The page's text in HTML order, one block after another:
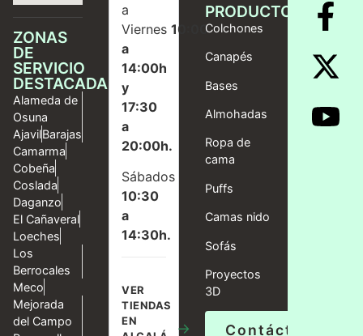
ZONAS
DE
SERVICIO
DESTACADAS
Alameda de
Osuna
AjavilBarajas
Camarma
Cobeña
Coslada
Daganzo
El Cañaveral
Loeches
Los
Berrocales
Meco
Mejorada
del Campo
a
Viernes10:00
a
14:00h
y
17:30
a
20:00h.
Sábados
10:30
a
14:30h.
VER
TIENDAS
EN
→
PRODUCTOS
Colchones
Canapés
Bases
Almohadas
Ropa de
cama
Puffs
Camas nido
Sofás
Proyectos
3D
Contáctanos